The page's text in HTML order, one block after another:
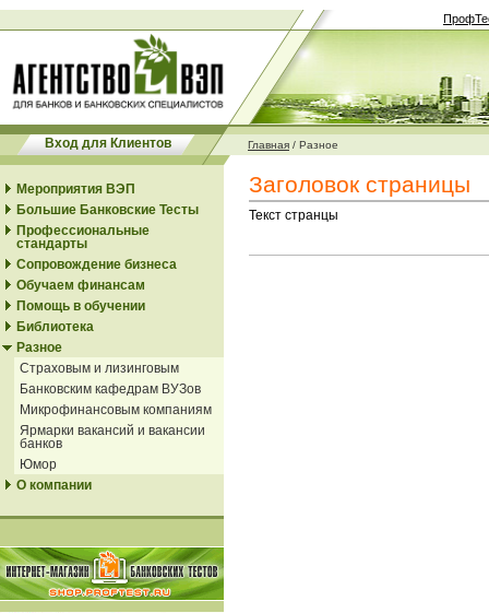
Вход для Клиентов Главная / Разное
Мероприятия ВЭП
Большие Банковские Тесты
Профессиональные
стандарты
Сопровождение бизнеса
Обучаем финансам
Помощь в обучении
Библиотека
Разное
Страховым и лизинговым
Банковским кафедрам ВУЗов
Микрофинансовым компаниям
Ярмарки вакансий и вакансии
банков
Юмор
О компании
Заголовок страницы
Текст странцы